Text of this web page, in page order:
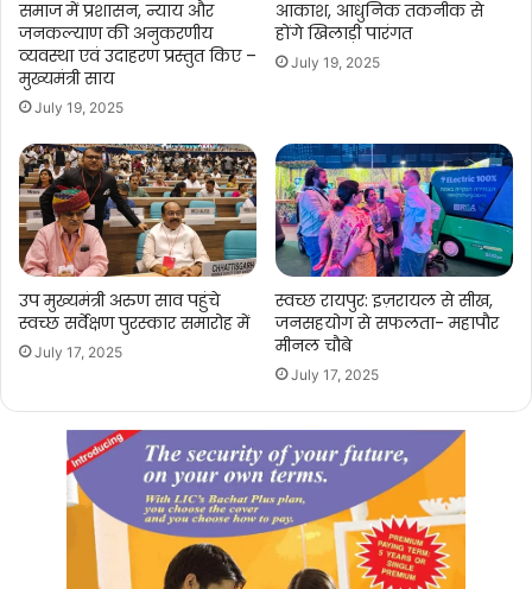
समाज में प्रशासन, न्याय और
जनकल्याण की अनुकरणीय
व्यवस्था एवं उदाहरण प्रस्तुत किए –
मुख्यमंत्री साय
July 19, 2025
आकाश, आधुनिक तकनीक से
होंगे खिलाड़ी पारंगत
July 19, 2025
उप मुख्यमंत्री अरुण साव पहुंचे
स्वच्छ सर्वेक्षण पुरस्कार समारोह में
July 17, 2025
स्वच्छ रायपुर: इज़रायल से सीख,
जनसहयोग से सफलता- महापौर
मीनल चौबे
July 17, 2025